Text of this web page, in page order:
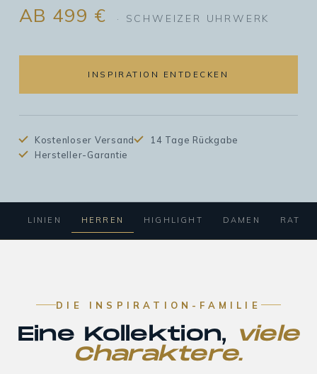
AB 499 € · SCHWEIZER UHRWERK
INSPIRATION ENTDECKEN
Kostenloser Versand
14 Tage Rückgabe
Hersteller-Garantie
LINIEN HERREN HIGHLIGHT DAMEN
DIE INSPIRATION-FAMILIE
Eine Kollektion,
viele
Charaktere.